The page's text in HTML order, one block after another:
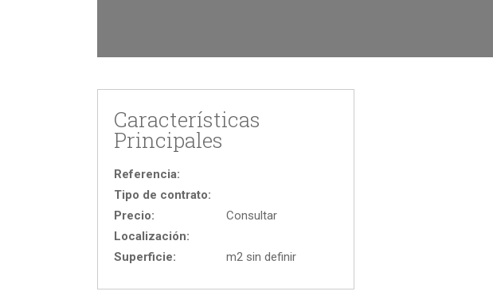
Características
Principales
Referencia:
Tipo de contrato:
Precio:
Consultar
Localización:
Superficie:
m2 sin definir